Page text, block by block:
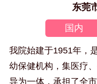
东莞
国内
我院始建于1951年，
幼保健机构，集医疗
导为一体，承担了全